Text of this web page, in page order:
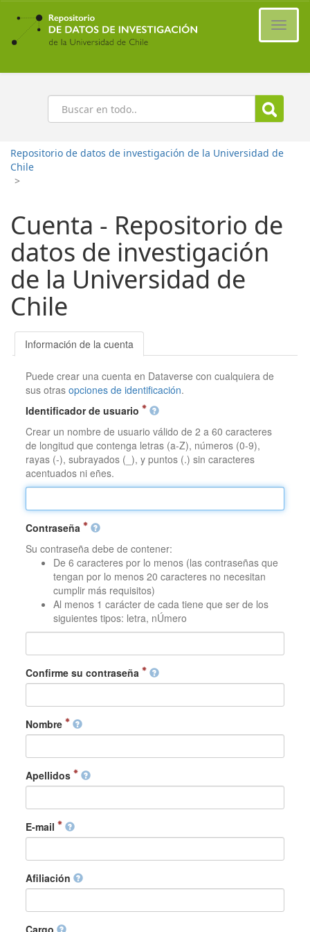
Ir
contenido
principal
Buscar
Repositorio de datos de investigación de la Universidad de
Chile
>
Cuenta - Repositorio de
datos de investigación
de la Universidad de
Chile
Información de la cuenta
Puede crear una cuenta en Dataverse con cualquiera de
sus otrasopciones de identificación.
Identificador de usuario
Crear un nombre de usuario válido de 2 a 60 caracteres
de longitud que contenga letras (a-Z), números (0-9),
rayas (-), subrayados (_), y puntos (.) sin caracteres
acentuados ni eñes.
Contraseña
Su contraseña debe de contener:
De 6 caracteres por lo menos (las contraseñas que
tengan por lo menos 20 caracteres no necesitan
cumplir más requisitos)
Al menos 1 carácter de cada tiene que ser de los
siguientes tipos: letra, nÚmero
Confirme su contraseña
Nombre
Apellidos
E-mail
Afiliación
Cargo